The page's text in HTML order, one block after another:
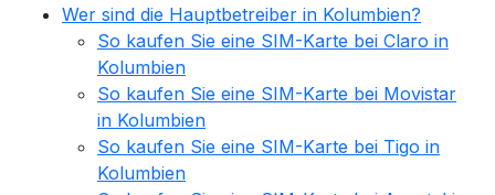
Wer sind die Hauptbetreiber in Kolumbien?
So kaufen Sie eine SIM-Karte bei Claro in
Kolumbien
So kaufen Sie eine SIM-Karte bei Movistar
in Kolumbien
So kaufen Sie eine SIM-Karte bei Tigo in
Kolumbien